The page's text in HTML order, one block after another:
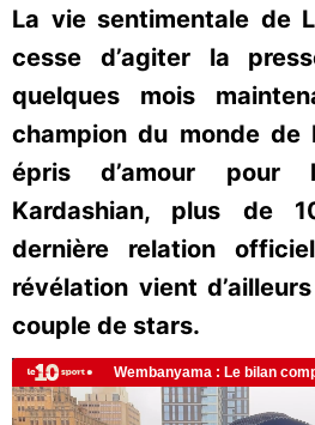
La vie sentimentale de
cesse d’agiter la
quelques mois
champion du monde
épris d’amour pour
Kardashian, plus de
dernière relation
révélation vient
couple de stars.